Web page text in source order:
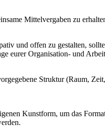
Mittelvergaben zu
und offen zu gestalten,
eurer Organisation- und
Struktur (Raum,
Kunstform, um das